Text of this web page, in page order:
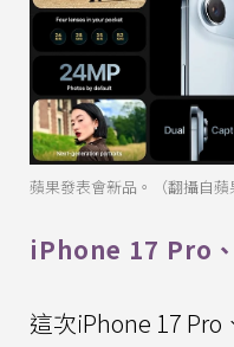
蘋果發表會新品。（翻攝自蘋
iPhone 17 Pro
這次iPhone 17 Pro